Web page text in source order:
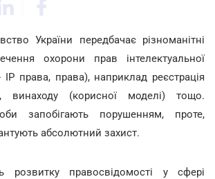
України передбачає різноманітні
охорони прав інтелектуальної
IP права, права), наприклад реєстрація
винаходу (корисної моделі) тощо.
запобігають порушенням, проте,
абсолютний захист.
розвитку правосвідомості у сфері